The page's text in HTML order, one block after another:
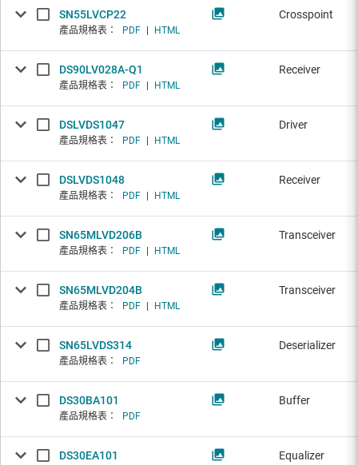
SN55LVCP22
產品規格表： PDF HTML
Crosspoint
DS90LV028A-Q1
產品規格表： PDF HTML
Receiver
DSLVDS1047
產品規格表： PDF HTML
Driver
DSLVDS1048
產品規格表： PDF HTML
Receiver
SN65MLVD206B
產品規格表： PDF HTML
Transceiver
SN65MLVD204B
產品規格表： PDF HTML
Transceiver
SN65LVDS314
產品規格表： PDF
Deserializer
DS30BA101
產品規格表： PDF
Buffer
DS30EA101 Equalizer